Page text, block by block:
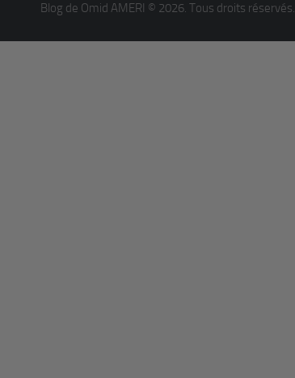
Blog de Omid AMERI © 2026. Tous droits réservés.